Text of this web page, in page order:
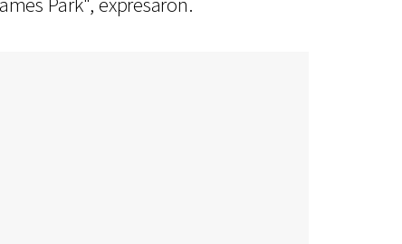
Park", expresaron.